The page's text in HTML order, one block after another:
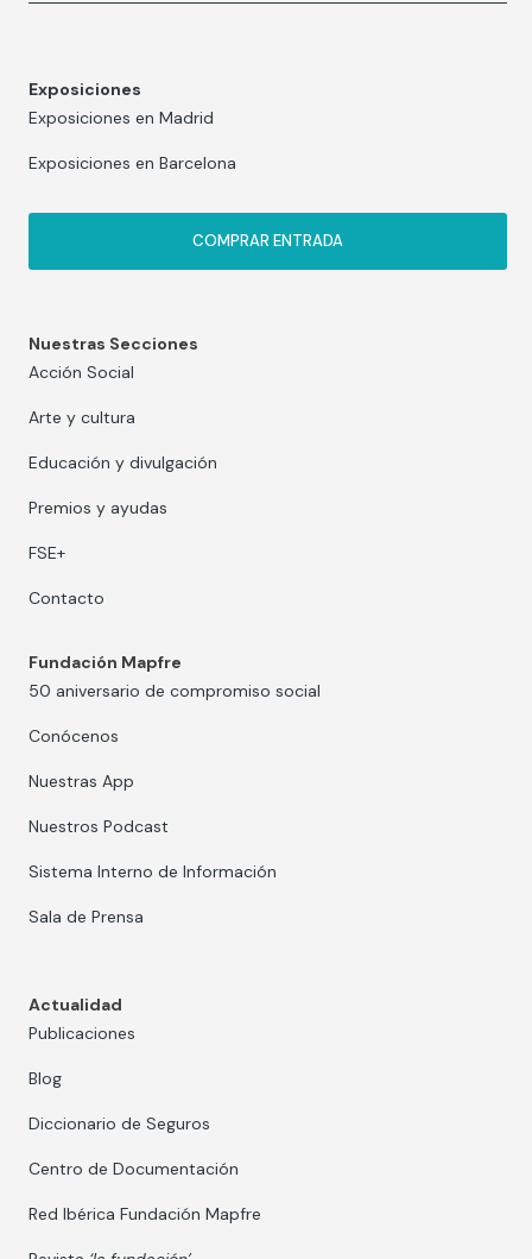
Exposiciones
Exposiciones en Madrid
Exposiciones en Barcelona
COMPRAR ENTRADA
Nuestras Secciones
Acción Social
Arte y cultura
Educación y divulgación
Premios y ayudas
FSE+
Contacto
Fundación Mapfre
50 aniversario de compromiso social
Conócenos
Nuestras App
Nuestros Podcast
Sistema Interno de Información
Sala de Prensa
Actualidad
Publicaciones
Blog
Diccionario de Seguros
Centro de Documentación
Red Ibérica Fundación Mapfre